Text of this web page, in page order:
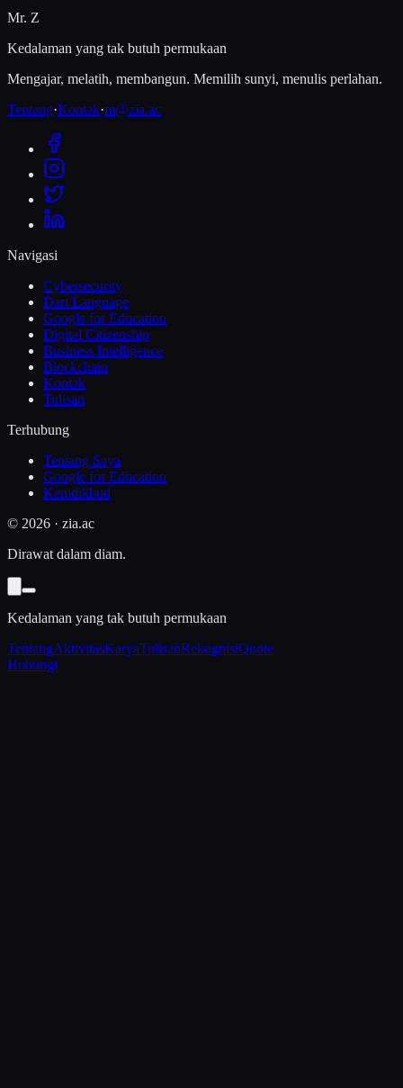
Mr. Z
Kedalaman yang tak butuh permukaan
Mengajar, melatih, membangun. Memilih sunyi, menulis perlahan.
Tentang·Kontak·m@zia.ac
Navigasi
Cybersecurity
Dart Language
Google for Education
Digital Citizenship
Business Intelligence
Blockchain
Kontak
Tulisan
Terhubung
Tentang Saya
Google for Education
Kemdikbud
© 2026 · zia.ac
Dirawat dalam diam.
Kedalaman yang tak butuh permukaan
TentangAktivitasKaryaTulisanRekognisiQuote
Hubungi